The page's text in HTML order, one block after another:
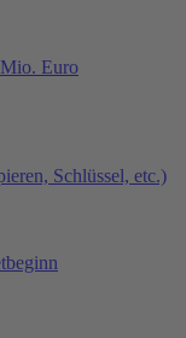
Euro
Schlüssel, etc.)